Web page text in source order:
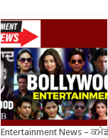
Entertainment News –